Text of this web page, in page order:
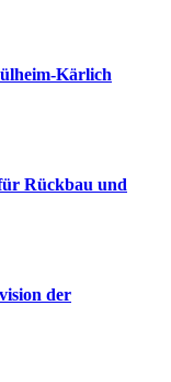
Kärlich
Rückbau und
der